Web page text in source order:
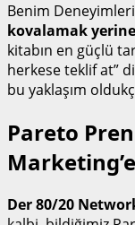
Benim
kovalamak
kitabın en güçlü
herkese teklif at”
bu yaklaşım
Pareto
Der 80/20